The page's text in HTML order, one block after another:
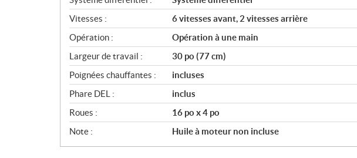
o
n
s
Vitesses :
6 vitesses avant, 2 vitesses arrière
Opération :
Opération à une main
Largeur de travail :
30 po (77 cm)
Poignées chauffantes :
incluses
Phare DEL :
inclus
Roues :
16 po x 4 po
Note :
Huile à moteur non incluse